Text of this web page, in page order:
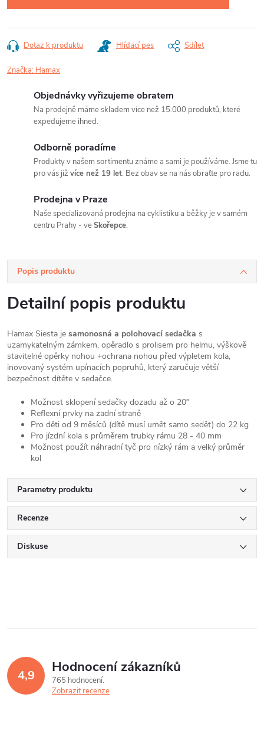
Dotaz k produktu Hlídací pes Sdílet
Značka: Hamax
Objednávky vyřizujeme obratem
Na prodejně máme skladem více než 15.000 produktů, které
expedujeme ihned.
Odborně poradíme
Produkty v našem sortimentu známe a sami je používáme. Jsme tu
pro vás již více než 19 let. Bez obav se na nás obraťte pro radu.
Prodejna v Praze
Naše specializovaná prodejna na cyklistiku a běžky je v samém
centru Prahy - veSkořepce.
Popis produktu
Detailní popis produktu
Hamax Siesta je samonosná a polohovací sedačka s
uzamykatelným zámkem, opěradlo s prolisem pro helmu, výškově
stavitelné opěrky nohou +ochrana nohou před výpletem kola,
inovovaný systém upínacích popruhů, který zaručuje větší
bezpečnost dítěte v sedačce.
Možnost sklopení sedačky dozadu až o 20°
Reflexní prvky na zadní straně
Pro děti od 9 měsíců (dítě musí umět samo sedět) do 22 kg
Pro jízdní kola s průměrem trubky rámu 28 - 40 mm
Možnost použít náhradní tyč pro nízký rám a velký průměr
kol
Parametry produktu
Recenze
Diskuse
4,9 Hodnocení zákazníků
765 hodnocení
Zobrazit recenze